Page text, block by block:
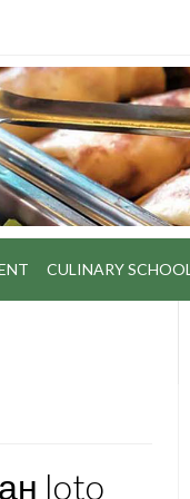
CULINARY SCHOOL
loto